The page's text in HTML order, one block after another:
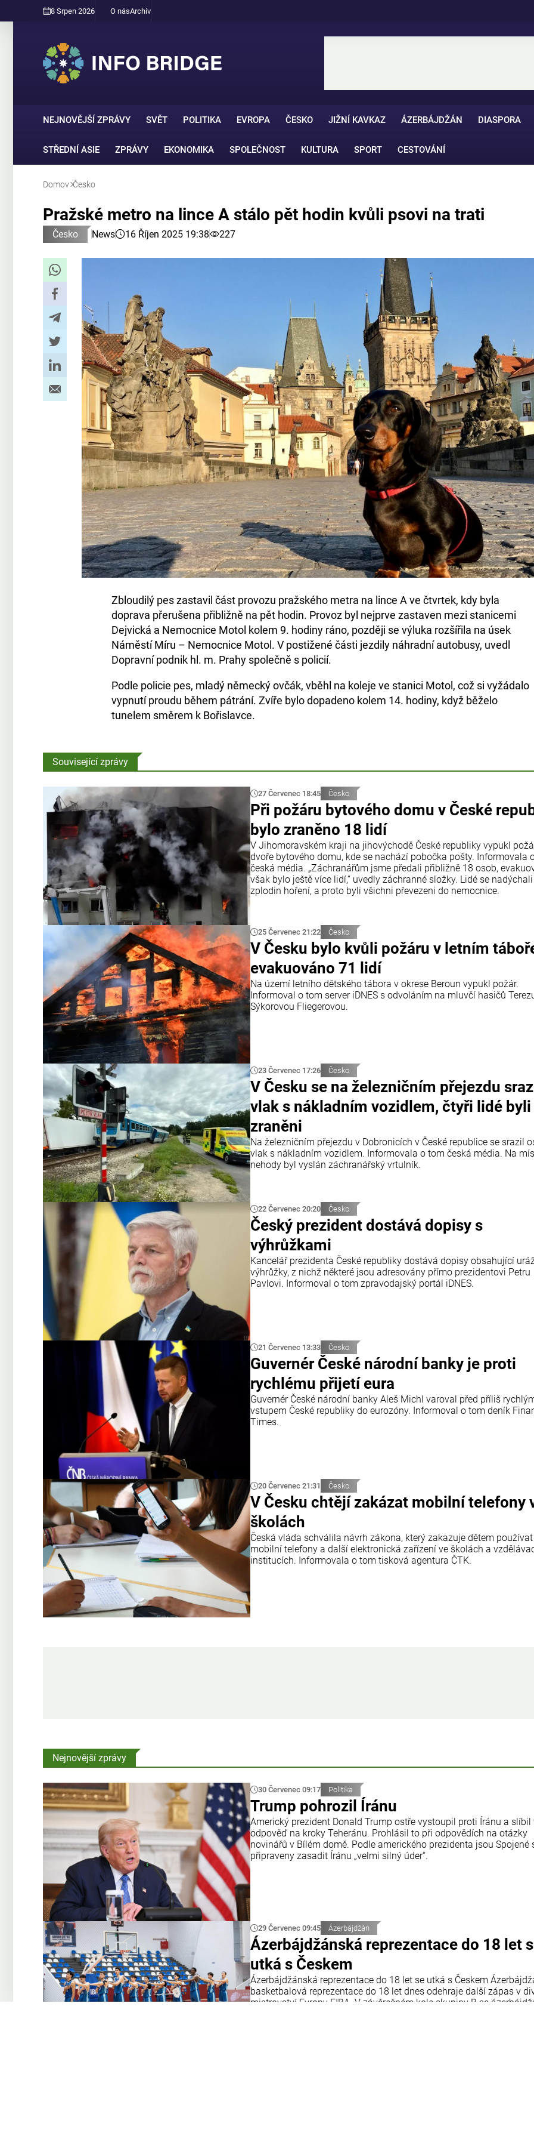
8 Srpen 2026 O násArchiv
NEJNOVĚJŠÍ ZPRÁVY SVĚT POLITIKA EVROPA ČESKO JIŽNÍ KAVKAZ ÁZERBÁJDŽÁN DIASPORA
STŘEDNÍ ASIE ZPRÁVY EKONOMIKA SPOLEČNOST KULTURA SPORT CESTOVÁNÍ
Domov Česko
Pražské metro na lince A stálo pět hodin kvůli psovi na trati
Česko News 16 Říjen 2025 19:38 227
Zbloudilý pes zastavil část provozu pražského metra na lince A ve čtvrtek, kdy byla
doprava přerušena přibližně na pět hodin. Provoz byl nejprve zastaven mezi stanicemi
Dejvická a Nemocnice Motol kolem 9. hodiny ráno, později se výluka rozšířila na úsek
Náměstí Míru – Nemocnice Motol. V postižené části jezdily náhradní autobusy, uvedl
Dopravní podnik hl. m. Prahy společně s policií.
Podle policie pes, mladý německý ovčák, vběhl na koleje ve stanici Motol, což si vyžádalo
vypnutí proudu během pátrání. Zvíře bylo dopadeno kolem 14. hodiny, když běželo
tunelem směrem k Bořislavce.
Související zprávy
27 Červenec 18:45 Česko
Při požáru bytového domu v České
bylo zraněno 18 lidí
V Jihomoravském kraji na jihovýchodě České republiky vypukl
dvoře bytového domu, kde se nachází pobočka pošty. Informovala
česká média. „Záchranářům jsme předali přibližně 18 osob,
však bylo ještě více lidí,“ uvedly záchranné složky. Lidé se nadýchali
zplodin hoření, a proto byli všichni převezeni do nemocnice.
25 Červenec 21:22 Česko
V Česku bylo kvůli požáru v letním
evakuováno 71 lidí
Na území letního dětského tábora v okrese Beroun vypukl požár.
Informoval o tom server iDNES s odvoláním na mluvčí hasičů
Sýkorovou Fliegerovou.
23 Červenec 17:26 Česko
V Česku se na železničním přejezdu
vlak s nákladním vozidlem, čtyři lidé byli
zraněni
Na železničním přejezdu v Dobronicích v České republice se srazil
vlak s nákladním vozidlem. Informovala o tom česká média. Na
nehody byl vyslán záchranářský vrtulník.
22 Červenec 20:20 Česko
Český prezident dostává dopisy s
výhrůžkami
Kancelář prezidenta České republiky dostává dopisy obsahující
výhrůžky, z nichž některé jsou adresovány přímo prezidentovi Petru
Pavlovi. Informoval o tom zpravodajský portál iDNES.
21 Červenec 13:33 Česko
Guvernér České národní banky je proti
rychlému přijetí eura
Guvernér České národní banky Aleš Michl varoval před příliš
vstupem České republiky do eurozóny. Informoval o tom deník
Times.
20 Červenec 21:31 Česko
V Česku chtějí zakázat mobilní telefony
školách
Česká vláda schválila návrh zákona, který zakazuje dětem používat
mobilní telefony a další elektronická zařízení ve školách a
institucích. Informovala o tom tisková agentura ČTK.
Nejnovější zprávy
30 Červenec 09:17 Politika
Trump pohrozil Íránu
Americký prezident Donald Trump ostře vystoupil proti Íránu a slíbil
odpověď na kroky Teheránu. Prohlásil to při odpovědích na otázky
novinářů v Bílém domě. Podle amerického prezidenta jsou Spojené
připraveny zasadit Íránu „velmi silný úder“.
29 Červenec 09:45 Ázerbájdžán
Ázerbájdžánská reprezentace do 18 let
utká s Českem
Ázerbájdžánská reprezentace do 18 let se utká s Českem
basketbalová reprezentace do 18 let dnes odehraje další zápas v
mistrovství Evropy FIBA. V závěrečném kole skupiny B se